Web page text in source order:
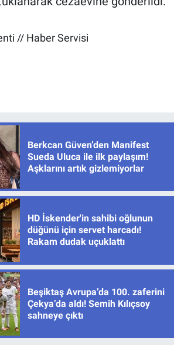
// Haber Servisi
Berkcan Güven’den Manifest
Sueda Uluca ile ilk paylaşım!
Aşklarını artık gizlemiyorlar
HD İskender'in sahibi oğlunun
düğünü için servet harcadı!
Rakam dudak uçuklattı
Beşiktaş Avrupa’da 100. zaferini
Çekya’da aldı! Semih Kılıçsoy
sahneye çıktı